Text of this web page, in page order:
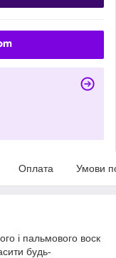
Оплата Умови
і пальмового воск
будь-